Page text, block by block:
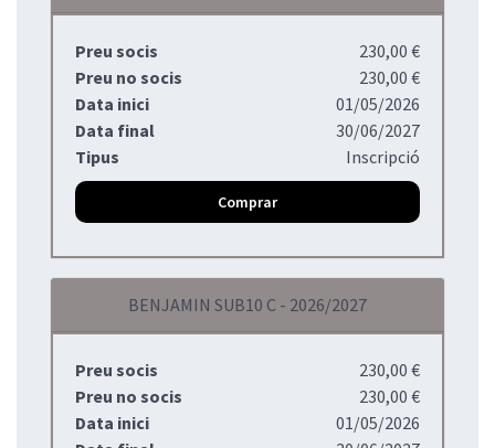
Preu socis
230,00 €
Preu no socis
230,00 €
Data inici
01/05/2026
Data final
30/06/2027
Tipus
Inscripció
Comprar
BENJAMIN SUB10 C - 2026/2027
Preu socis
230,00 €
Preu no socis
230,00 €
Data inici
01/05/2026